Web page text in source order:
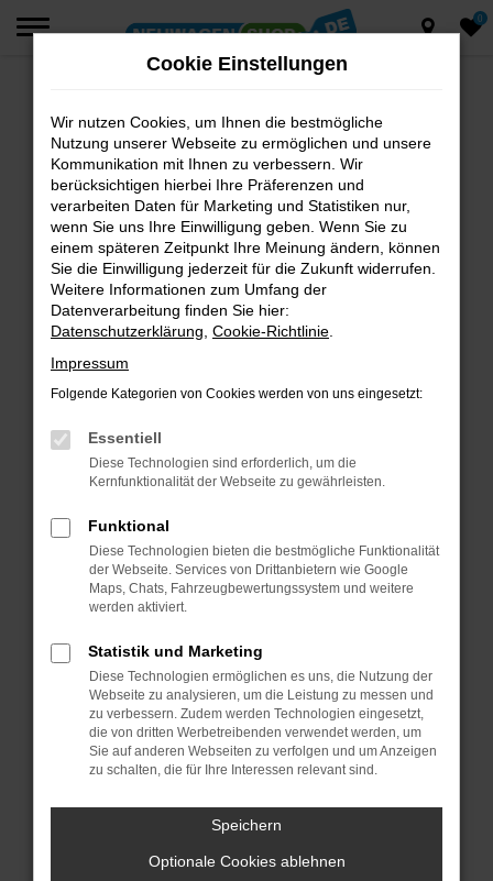
Zum
0
Fehler: Network Error
Beim Laden ist ein Fehler aufgetreten.
Hier sind ein paar Tipps, die dir helfen können:
Überprüfe deine Firewall und deine
Internetverbindung.
Laden andere Webseiten, zum Beispiel deine
Suchmaschine?
Prüfe deine Browsererweiterungen.
Manche Erweiterungen, wie Werbeblocker,
können das Laden bestimmter Seiten
anderen Browser oder in einem privaten
Fenster?
Starte dein Gerät neu.
Probleme zu beheben.
Stelle sicher, dass dein Browser und dein
Betriebssystem auf dem neuesten Stand
sind.
Veraltete Software birgt nicht nur ein
Sicherheitsrisiko, sondern kann auch dazu
führen, dass bestimmte Funktionen nicht mehr
unterstützt werden.
Wende dich an den Webseitenbetreiber.
Wenn du alle oben genannten Schritte versucht
versuchen, das Problem zu beheben. Du kannst
Fehlersuche zu unterstützen:
Cookie Einstellungen
Wir nutzen Cookies, um Ihnen die bestmögliche
Nutzung unserer Webseite zu ermöglichen und unsere
Kommunikation mit Ihnen zu verbessern. Wir
berücksichtigen hierbei Ihre Präferenzen und
verarbeiten Daten für Marketing und Statistiken nur,
wenn Sie uns Ihre Einwilligung geben. Wenn Sie zu
einem späteren Zeitpunkt Ihre Meinung ändern, können
Sie die Einwilligung jederzeit für die Zukunft widerrufen.
Weitere Informationen zum Umfang der
Datenverarbeitung finden Sie hier:
Datenschutzerklärung Cookie-Richtlinie
Impressum
Folgende Kategorien von Cookies werden von uns eingesetzt:
Essentiell
Diese Technologien sind erforderlich, um die
Kernfunktionalität der Webseite zu gewährleisten.
Funktional
Diese Technologien bieten die bestmögliche Funktionalität
der Webseite. Services von Drittanbietern wie Google
Maps, Chats, Fahrzeugbewertungssystem und weitere
werden aktiviert.
Statistik und Marketing
Diese Technologien ermöglichen es uns, die Nutzung der
Webseite zu analysieren, um die Leistung zu messen und
zu verbessern. Zudem werden Technologien eingesetzt,
die von dritten Werbetreibenden verwendet werden, um
Sie auf anderen Webseiten zu verfolgen und um Anzeigen
zu schalten, die für Ihre Interessen relevant sind.
Speichern
Optionale Cookies ablehnen